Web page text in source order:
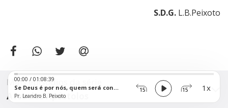
S.D.G. L.B.Peixoto
Mais episódios da série
Atos dos Apóstolos
Se Deus é por nós, quem será contra nós?
Pr. Leandro B. Peixoto
Audio
Player
15 15
00:00 / 01:08:39
1x